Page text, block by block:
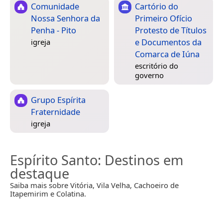
Comunidade
Nossa Senhora da
Penha - Pito
igreja
Cartório do
Primeiro Ofício
Protesto de Títulos
e Documentos da
Comarca de Iúna
escritório do
governo
Grupo Espírita
Fraternidade
igreja
Espírito Santo: Destinos em
destaque
Saiba mais sobre Vitória, Vila Velha, Cachoeiro de
Itapemirim e Colatina.